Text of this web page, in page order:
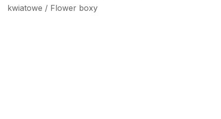
kwiatowe / Flower boxy